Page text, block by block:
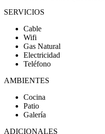
SERVICIOS
Cable
Wifi
Gas Natural
Electricidad
Teléfono
AMBIENTES
Cocina
Patio
Galería
ADICIONALES